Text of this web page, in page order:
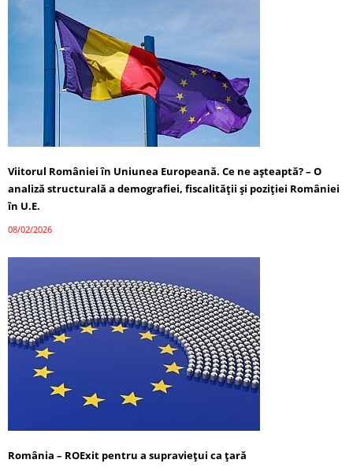
Viitorul României în Uniunea Europeană. Ce ne așteaptă? – O
analiză structurală a demografiei, fiscalității și poziției României
în U.E.
08/02/2026
România – ROExit pentru a supraviețui ca țară